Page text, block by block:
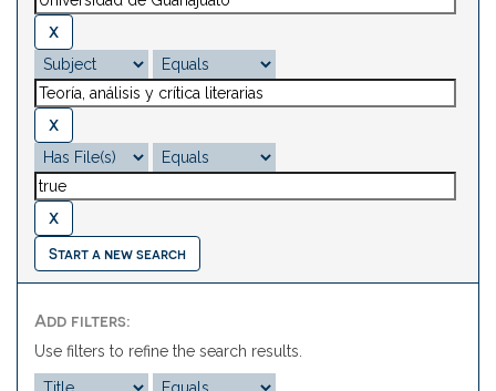
Start a new search
Add filters:
Use filters to refine the search results.